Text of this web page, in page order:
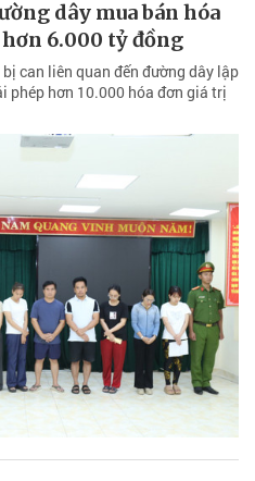
dây mua bán hóa
6.000 tỷ đồng
can liên quan đến đường dây lập
phép hơn 10.000 hóa đơn giá trị